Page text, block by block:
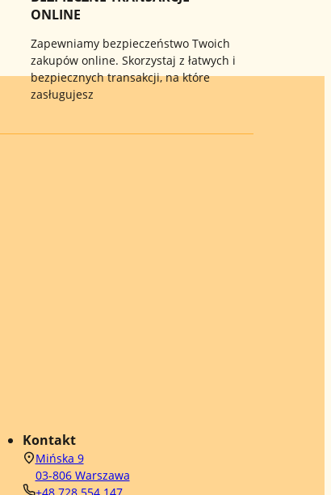
ONLINE
Zapewniamy bezpieczeństwo Twoich
zakupów online. Skorzystaj z łatwych i
bezpiecznych transakcji, na które
zasługujesz
Kontakt
Mińska 9
03-806 Warszawa